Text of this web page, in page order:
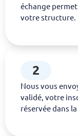
échange
votre structure.
2
Nous vous
validé, votre
réservée dans